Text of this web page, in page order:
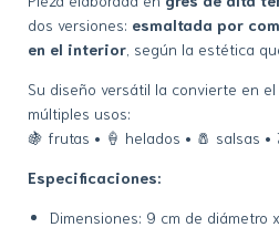
dos versiones: esmaltada por
en el interior , según la estética
Su diseño versátil la convierte en
múltiples usos:
🍇 frutas • 🍦 helados • 🧂 salsas •
Especificaciones:
Dimensiones: 9 cm de diámetro